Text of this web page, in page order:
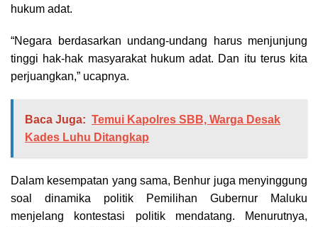
hukum adat.
“Negara berdasarkan undang-undang harus menjunjung
tinggi hak-hak masyarakat hukum adat. Dan itu terus kita
perjuangkan,” ucapnya.
Baca Juga: Temui Kapolres SBB, Warga Desak
Kades Luhu Ditangkap
Dalam kesempatan yang sama, Benhur juga menyinggung
soal dinamika politik Pemilihan Gubernur Maluku
menjelang kontestasi politik mendatang. Menurutnya,